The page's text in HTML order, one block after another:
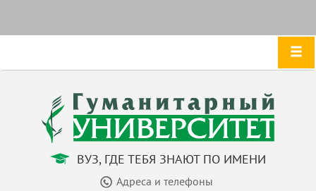
ВУЗ, ГДЕ ТЕБЯ ЗНАЮТ ПО ИМЕНИ
Адреса и телефоны